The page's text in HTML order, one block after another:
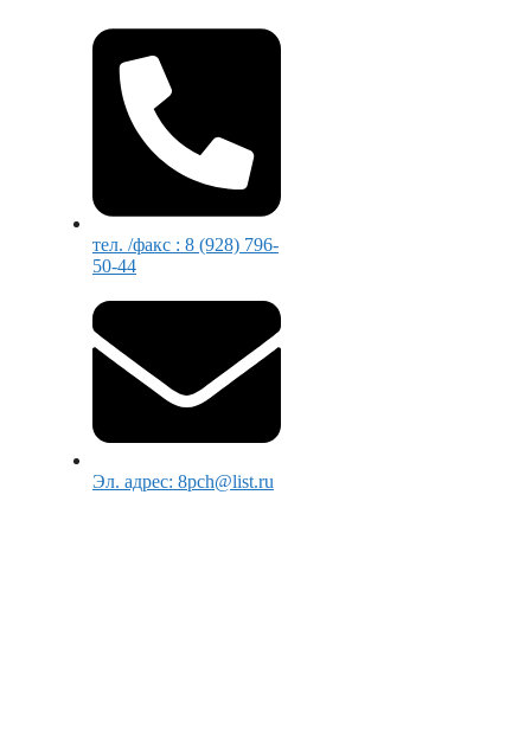
тел. /факс : 8 (928) 796-
50-44
Эл. адрес: 8pch@list.ru